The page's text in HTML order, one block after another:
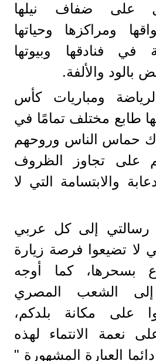
على ضفاف نيلها
ومراكزها وحياتها
في فنادقها وبيوتها
بالود والألفة.
ومباريات كأس
لها طابع مختلف تمامًا في
حماس الناس وروحهم
على تجاوز الظروف
والابتسامة التي لا
رسالتي إلى كل عربي
لا تضيعوا فرصة زيارة
بسحرها، كما أوجه
إلى الشعب المصري
على مكانة بلدكم،
نعمة الانتماء لهذه
العبارة المشهورة "